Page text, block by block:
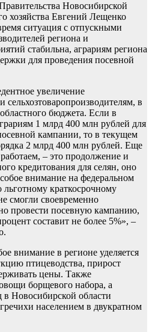
Новосибирской
хозяйства Евгений Лещенко
ситуация с отпускными
региона и
стабильна, аграриям региона
для проведения посевной
увеличение
сельхозтоваропроизводителям, в
бюджета. Если в
1 млрд 400 млн рублей для
кампании, то в текущем
2 млрд 400 млн рублей. Еще
– это продолжение и
кредитования для селян, оно
внимание на федеральном
льготному краткосрочному
смогли своевременно
провести посевную кампанию,
составит не более 5%», –
внимание в регионе уделяется
птицеводства, прирост
цены. Также
борщевого набора, а
Новосибирской области
населением в двукратном